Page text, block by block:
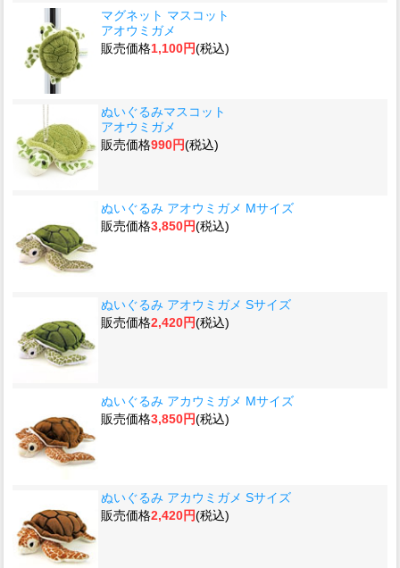
マグネット マスコット
アオウミガメ
販売価格1,100円(税込)
ぬいぐるみマスコット
アオウミガメ
販売価格990円(税込)
ぬいぐるみ アオウミガメ Mサイズ
販売価格3,850円(税込)
ぬいぐるみ アオウミガメ Sサイズ
販売価格2,420円(税込)
ぬいぐるみ アカウミガメ Mサイズ
販売価格3,850円(税込)
ぬいぐるみ アカウミガメ Sサイズ
販売価格2,420円(税込)